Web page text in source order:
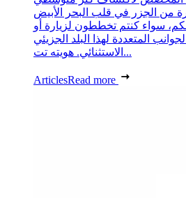
من الجزر في قلب البحر الأبيض
سواء كنتم تخططون لزيارة أو
المتعددة لهذا البلد الجزيئي
الاستثنائي. هويته تت...
ArticlesRead more